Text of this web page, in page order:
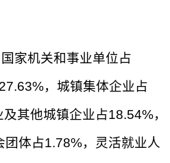
家机关和事业单位占
，城镇集体企业占
其他城镇企业占18.54%，
团体占1.78%，灵活就业人